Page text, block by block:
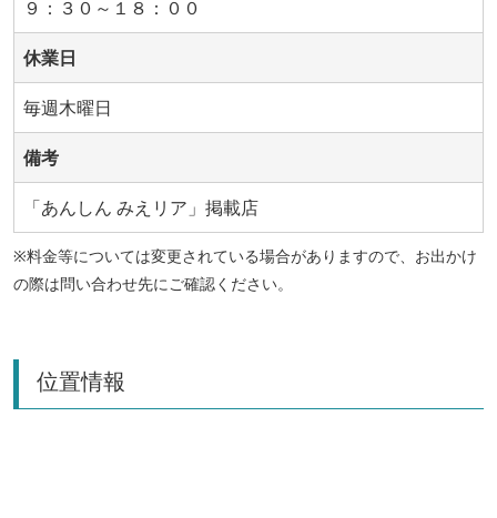
９：３０～１８：００
休業日
毎週木曜日
備考
「あんしん みえリア」掲載店
※料金等については変更されている場合がありますので、お出かけ
の際は問い合わせ先にご確認ください。
位置情報